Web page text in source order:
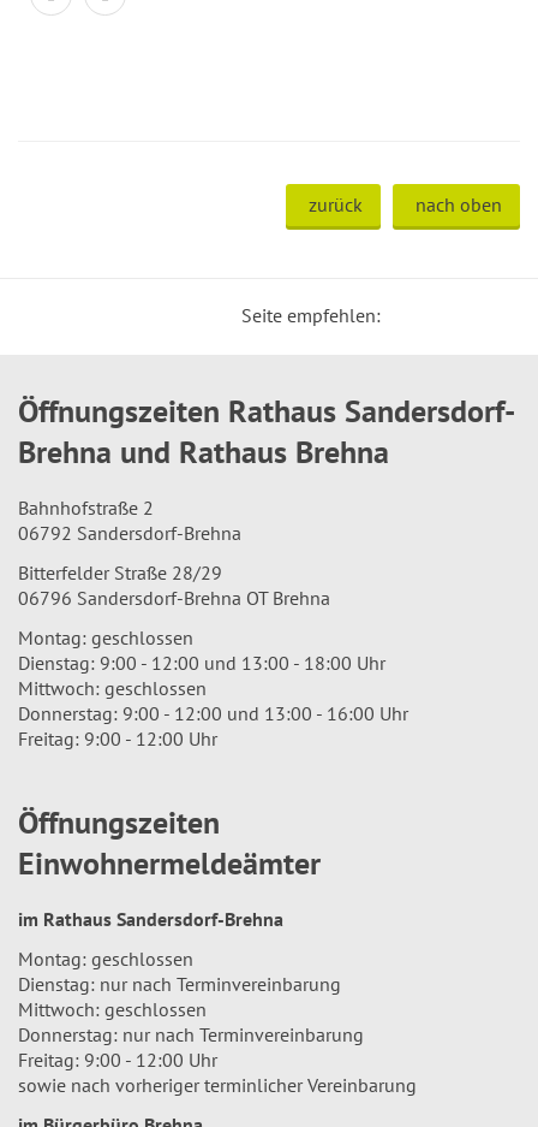
zurück nach oben
Seite empfehlen:
Öffnungszeiten Rathaus Sandersdorf-
Brehna und Rathaus Brehna
Bahnhofstraße 2
06792 Sandersdorf-Brehna
Bitterfelder Straße 28/29
06796 Sandersdorf-Brehna OT Brehna
Montag: geschlossen
Dienstag: 9:00 - 12:00 und 13:00 - 18:00 Uhr
Mittwoch: geschlossen
Donnerstag: 9:00 - 12:00 und 13:00 - 16:00 Uhr
Freitag: 9:00 - 12:00 Uhr
Öffnungszeiten
Einwohnermeldeämter
im Rathaus Sandersdorf-Brehna
Montag: geschlossen
Dienstag: nur nach Terminvereinbarung
Mittwoch: geschlossen
Donnerstag: nur nach Terminvereinbarung
Freitag: 9:00 - 12:00 Uhr
sowie nach vorheriger terminlicher Vereinbarung